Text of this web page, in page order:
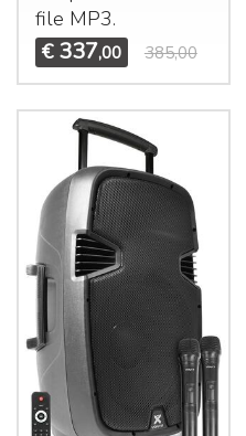
file MP3.
€ 337,00 385,00